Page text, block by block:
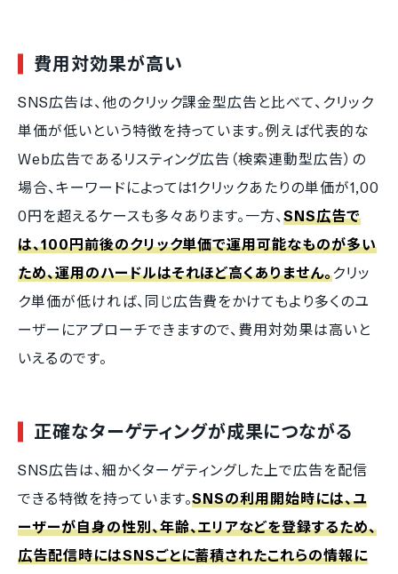
費用対効果が高い
SNS広告は、他のクリック課金型広告と比べて、クリック
単価が低いという特徴を持っています。例えば代表的な
Web広告であるリスティング広告（検索連動型広告）の
場合、キーワードによっては1クリックあたりの単価が1,00
0円を超えるケースも多々あります。一方、SNS広告で
は、100円前後のクリック単価で運用可能なものが多い
ため、運用のハードルはそれほど高くありません。クリッ
ク単価が低ければ、同じ広告費をかけてもより多くのユ
ーザーにアプローチできますので、費用対効果は高いと
いえるのです。
正確なターゲティングが成果につながる
SNS広告は、細かくターゲティングした上で広告を配信
できる特徴を持っています。SNSの利用開始時には、ユ
ーザーが自身の性別、年齢、エリアなどを登録するため、
広告配信時にはSNSごとに蓄積されたこれらの情報に